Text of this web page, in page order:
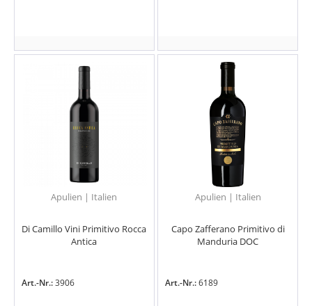
Apulien | Italien
Di Camillo Vini Primitivo Rocca
Antica
Art.-Nr.:3906
Apulien | Italien
Capo Zafferano Primitivo di
Manduria DOC
Art.-Nr.:6189